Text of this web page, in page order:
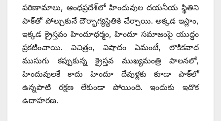
పరిణామాలు, ఆంధప్రదేశ్‌లో హిందువుల దయనీయ స్థితిని
పాక్‌తో పోల్చుకునే దౌర్భాగ్యస్థితికి చేర్చాయి. అక్కడ ఇస్లాం,
ఇక్కడ క్రైస్తవం హిందూధర్మం, హిందూ సమాజంపై యుద్ధం
ప్రకటించాయి. విచిత్రం, విషాదం ఏమంటే, లౌకికవాద
ముసుగు కప్పుకున్న క్రైస్తవ ముఖ్యమంత్రి పాలనలో,
హిందువులకే కాదు హిందూ దేవుళ్లకు కూడా పాక్‌లో
ఉన్నపాటి రక్షణ లేకుండా పోయింది. ఇందుకు ఇదొక
ఉదాహరణ.